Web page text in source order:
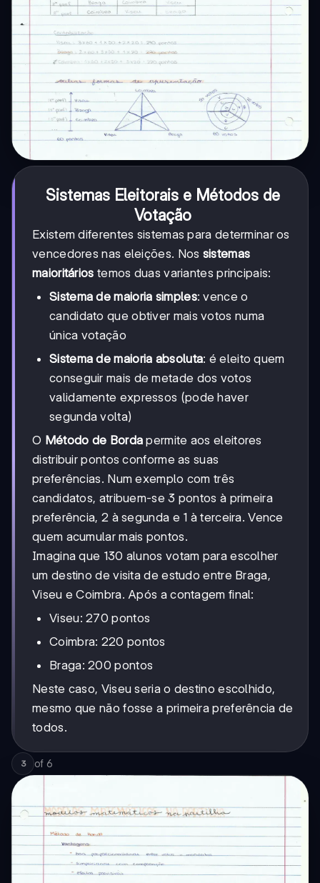
Sistemas Eleitorais e Métodos de
Votação
Existem diferentes sistemas para determinar os
vencedores nas eleições. Nos sistemas
maioritários temos duas variantes principais:
Sistema de maioria simples: vence o
candidato que obtiver mais votos numa
única votação
Sistema de maioria absoluta: é eleito quem
conseguir mais de metade dos votos
validamente expressos (pode haver
segunda volta)
O Método de Borda permite aos eleitores
distribuir pontos conforme as suas
preferências. Num exemplo com três
candidatos, atribuem-se 3 pontos à primeira
preferência, 2 à segunda e 1 à terceira. Vence
quem acumular mais pontos.
Imagina que 130 alunos votam para escolher
um destino de visita de estudo entre Braga,
Viseu e Coimbra. Após a contagem final:
Viseu: 270 pontos
Coimbra: 220 pontos
Braga: 200 pontos
Neste caso, Viseu seria o destino escolhido,
mesmo que não fosse a primeira preferência de
todos.
3 of 6